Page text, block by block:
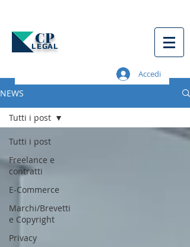
CP
LEGAL
Accedi
NEWS
Tutti i post
Freelance e
contratti
E-Commerce
Marchi/Brevetti
e Copyright
Privacy
Tutti i post